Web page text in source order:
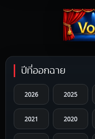
ปีที่ออกฉาย
2026 2025
2021 2020